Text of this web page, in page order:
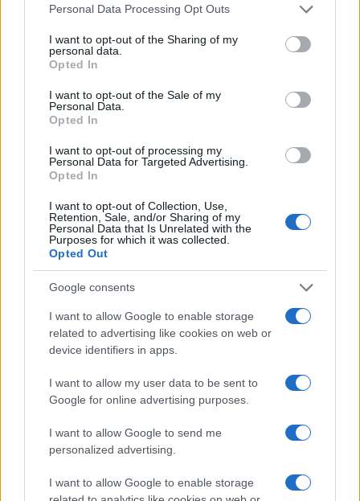
Please note that this website/app uses one or more Google
not limited to your visit or usage behaviour. You may click to
grant or deny consent to Google and its third-party tags to
use your data for below specified purposes in below Google
consent section.
Personal Data Processing Opt Outs
I want to opt-out of the Sharing of my
personal data.
Opted In
I want to opt-out of the Sale of my
Personal Data.
Opted In
I want to opt-out of processing my
Personal Data for Targeted Advertising.
Opted In
I want to opt-out of Collection, Use,
Retention, Sale, and/or Sharing of my
Personal Data that Is Unrelated with the
Purposes for which it was collected.
Opted Out
Google consents
I want to allow Google to enable storage
related to advertising like cookies on web or
device identifiers in apps.
I want to allow my user data to be sent to
Google for online advertising purposes.
I want to allow Google to send me
personalized advertising.
I want to allow Google to enable storage
4 anni fa
Alla Galleria Giovanni XXIII arriva
l’autovelox. Multe per chi supera
SEGUICI SU FACEBOOK
Precedente
NEMI Chiuso il
ponte sulla via
Nemorense: ecco
per la città
Successiva
FESTA MADONNA
MANZIANA – Il
ARTICOLI CORRELATI